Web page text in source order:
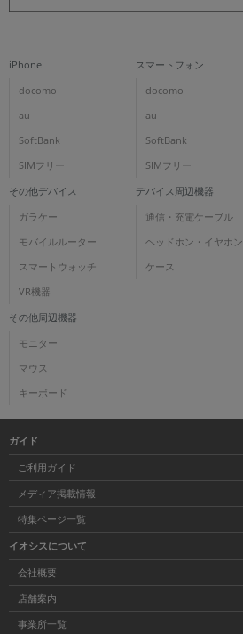
iPhone
docomo
au
SoftBank
SIMフリー
スマートフォン
docomo
au
SoftBank
SIMフリー
その他デバイス
ガラケー
モバイルルーター
スマートウォッチ
VR機器
デバイス周辺機器
通信・充電ケーブル
ヘッドホン・イヤホン
ケース
その他周辺機器
モニター
マウス
キーボード
ガイド
ご利用ガイド
メディア掲載情報
特集ページ一覧
イオシスについて
会社概要
店舗案内
事業所一覧